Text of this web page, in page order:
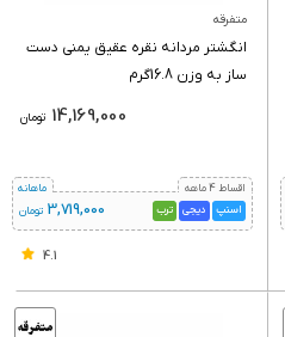
متفرقه
انگشتر مردانه نقره عقیق یمنی دست
ساز به وزن ‌16.8گرم
تومان 14,169,000
اقساط 4 ماهه
اسنپ
دیجی ترب 3,719,000 تومان
ماهانه
4.1